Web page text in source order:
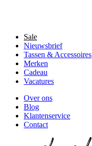
Sale
Nieuwsbrief
Tassen & Accessoires
Merken
Cadeau
Vacatures
Over ons
Blog
Klantenservice
Contact